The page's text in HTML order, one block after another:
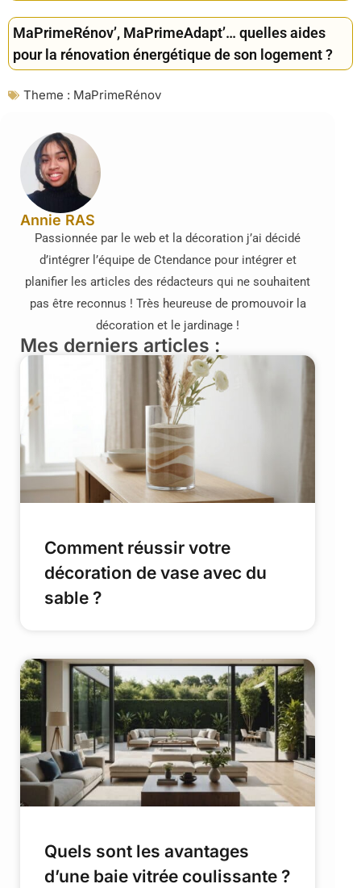
MaPrimeRénov’, MaPrimeAdapt’… quelles aides
pour la rénovation énergétique de son logement ?
Theme : MaPrimeRénov
Annie RAS
Passionnée par le web et la décoration j’ai décidé
d’intégrer l’équipe de Ctendance pour intégrer et
planifier les articles des rédacteurs qui ne souhaitent
pas être reconnus ! Très heureuse de promouvoir la
décoration et le jardinage !
Mes derniers articles :
Comment réussir votre
décoration de vase avec du
sable ?
Quels sont les avantages
d’une baie vitrée coulissante ?